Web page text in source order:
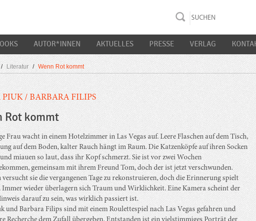
AUTOR*INNEN AKTUELLES PRESSE VERLAG
/ Literatur / Wenn Rot kommt
PIUK/BARBARA FILIPS
Rot kommt
Frau wacht in einem Hotelzimmer in Las Vegas auf. Leere Flaschen auf dem Tisch,
auf dem Boden, kalter Rauch hängt im Raum. Die Katzenköpfe auf ihren Socken
miauen so laut, dass ihr Kopf schmerzt. Sie ist vor zwei Wochen
gemeinsam mit ihrem Freund Tom, doch der ist jetzt verschwunden.
versucht sie die vergangenen Tage zu rekonstruieren, doch die Erinnerung spielt
wieder überlagern sich Traum und Wirklichkeit. Eine Kamera scheint der
darauf zu sein, was wirklich passiert ist.
und Barbara Filips sind mit einem Roulettespiel nach Las Vegas gefahren und